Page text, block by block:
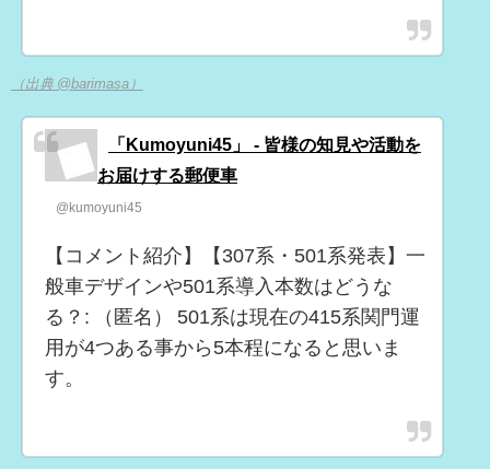
（出典 @barimasa）
「Kumoyuni45」 - 皆様の知見や活動を
お届けする郵便車
@kumoyuni45
【コメント紹介】【307系・501系発表】一
般車デザインや501系導入本数はどうな
る？: （匿名） 501系は現在の415系関門運
用が4つある事から5本程になると思いま
す。